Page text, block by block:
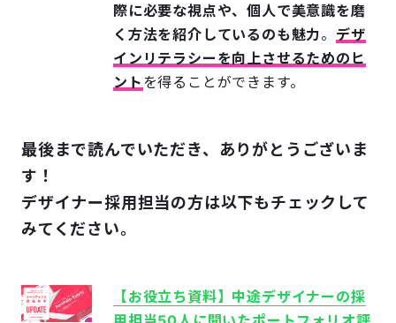
際に必要な視点や、個人で美意識を磨
く方法を紹介しているのも魅力。 デザ
インリテラシーを向上させるためのヒ
ント を得ることができます。
最後まで読んでいただき、ありがとうございま
す！
デザイナー採用担当の方は以下もチェックして
みてください。
【お役立ち資料】中途デザイナーの採